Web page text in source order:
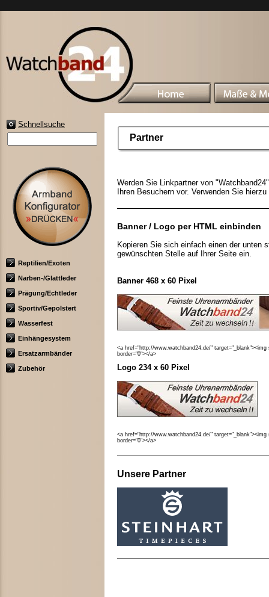
Schnellsuche
Reptilien/Exoten
Narben-/Glattleder
Prägung/Echtleder
Sportiv/Gepolstert
Wasserfest
Einhängesystem
Ersatzarmbänder
Zubehör
Partner
Werden Sie Linkpartner von
Ihren Besuchern vor. Verwenden Sie
Banner / Logo per HTML einbinden
Kopieren Sie sich einfach einen der unten
gewünschten Stelle auf Ihrer Seite ein.
Banner 468 x 60 Pixel
<a href="http://www.watchband24.de/"
border="0"></a>
Logo 234 x 60 Pixel
<a href="http://www.watchband24.de/"
border="0"></a>
Unsere Partner